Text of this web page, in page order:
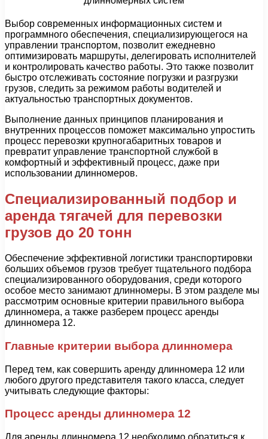
Выбор современных информационных систем и
программного обеспечения, специализирующегося на
управлении транспортом, позволит ежедневно
оптимизировать маршруты, делегировать исполнителей
и контролировать качество работы. Это также позволит
быстро отслеживать состояние погрузки и разгрузки
грузов, следить за режимом работы водителей и
актуальностью транспортных документов.
Выполнение данных принципов планирования и
внутренних процессов поможет максимально упростить
процесс перевозки крупногабаритных товаров и
превратит управление транспортной службой в
комфортный и эффективный процесс, даже при
использовании длинномеров.
Специализированный подбор и
аренда тягачей для перевозки
грузов до 20 тонн
Обеспечение эффективной логистики транспортировки
больших объемов грузов требует тщательного подбора
специализированного оборудования, среди которого
особое место занимают длинномеры. В этом разделе мы
рассмотрим основные критерии правильного выбора
длинномера, а также разберем процесс аренды
длинномера 12.
Главные критерии выбора длинномера
Перед тем, как совершить аренду длинномера 12 или
любого другого представителя такого класса, следует
учитывать следующие факторы:
Процесс аренды длинномера 12
Для аренды длинномера 12 необходимо обратиться к